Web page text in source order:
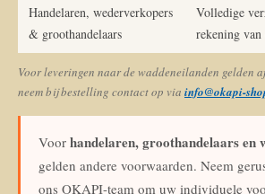
Handelaren, wederverkopers
& groothandelaars
Volledige
rekening
Voor leveringen naar de waddeneilanden gelden
neem bij bestelling contact op via info@okapi-
Voor handelaren, groothandelaars en
gelden andere voorwaarden. Neem
ons OKAPI-team om uw individuele